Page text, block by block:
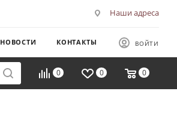
Наши адреса
НОВОСТИ КОНТАКТЫ ВОЙТИ
0 0 0